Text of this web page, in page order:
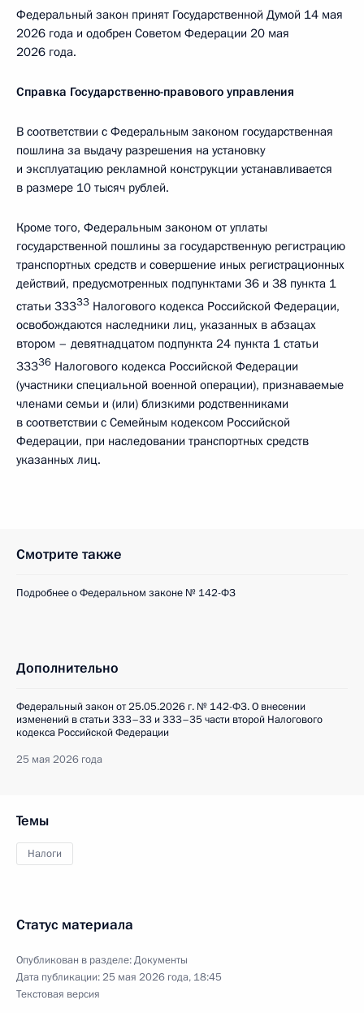
Федеральный закон принят Государственной Думой 14 мая
2026 года и одобрен Советом Федерации 20 мая
2026 года.
Справка Государственно-правового управления
В соответствии с Федеральным законом государственная
пошлина за выдачу разрешения на установку
и эксплуатацию рекламной конструкции устанавливается
в размере 10 тысяч рублей.
Кроме того, Федеральным законом от уплаты
государственной пошлины за государственную регистрацию
транспортных средств и совершение иных регистрационных
действий, предусмотренных подпунктами 36 и 38 пункта 1
статьи 33333 Налогового кодекса Российской Федерации,
освобождаются наследники лиц, указанных в абзацах
втором – девятнадцатом подпункта 24 пункта 1 статьи
33336 Налогового кодекса Российской Федерации
(участники специальной военной операции), признаваемые
членами семьи и (или) близкими родственниками
в соответствии с Семейным кодексом Российской
Федерации, при наследовании транспортных средств
указанных лиц.
Смотрите также
Подробнее о Федеральном законе № 142-ФЗ
Дополнительно
Федеральный закон от 25.05.2026 г. № 142-ФЗ. О внесении
изменений в статьи 333–33 и 333–35 части второй Налогового
кодекса Российской Федерации
25 мая 2026 года
Темы
Налоги
Статус материала
Опубликован в разделе:Документы
Дата публикации:25 мая 2026 года, 18:45
Текстовая версия